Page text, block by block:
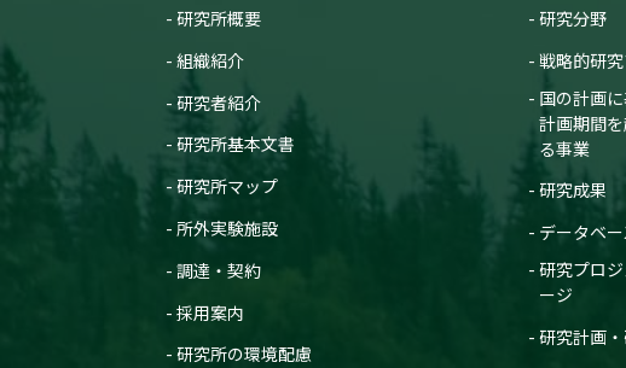
研究所概要
組織紹介
研究者紹介
研究所基本文書
研究所マップ
所外実験施設
調達・契約
採用案内
研究所の環境配慮
研究分野
戦略的研
国の計画
計画期間
る事業
研究成果
データベ
研究プロ
ージ
研究計画